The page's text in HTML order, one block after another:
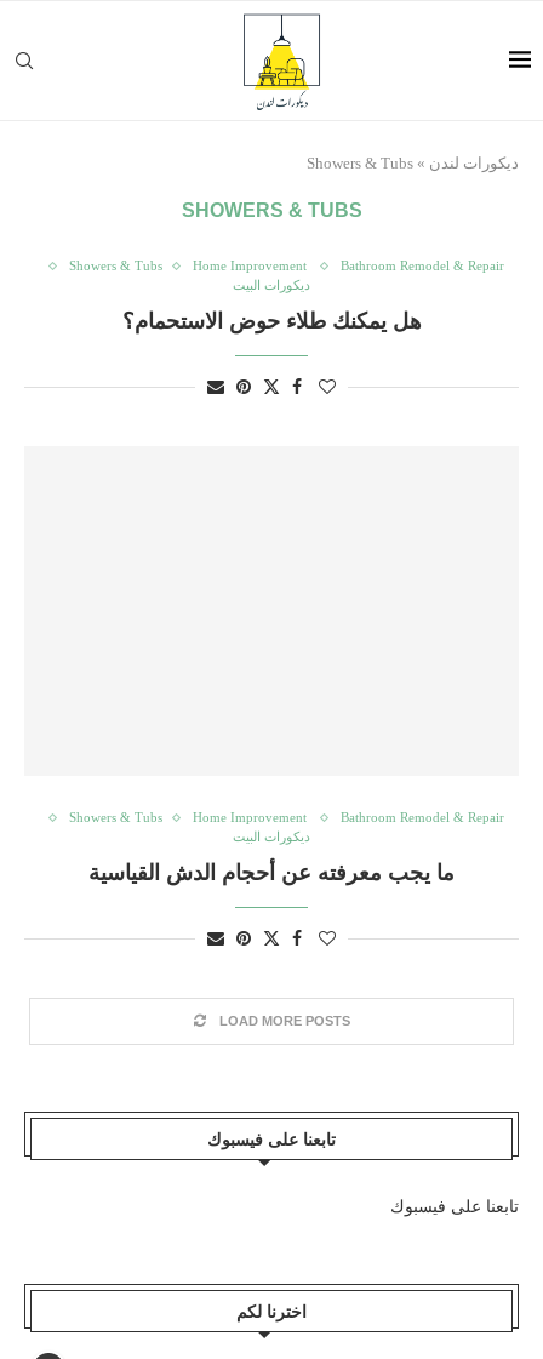
ديكورات لندن »
Showers & Tubs
SHOWERS & TUBS
Bathroom Remodel & Repair
Home Improvement
Showers & Tubs
ديكورات البيت
هل يمكنك طلاء حوض الاستحمام؟
Bathroom Remodel & Repair
Home Improvement
Showers & Tubs
ديكورات البيت
ما يجب معرفته عن أحجام الدش القياسية
LOAD MORE POSTS
تابعنا على فيسبوك
تابعنا على فيسبوك
اخترنا لكم